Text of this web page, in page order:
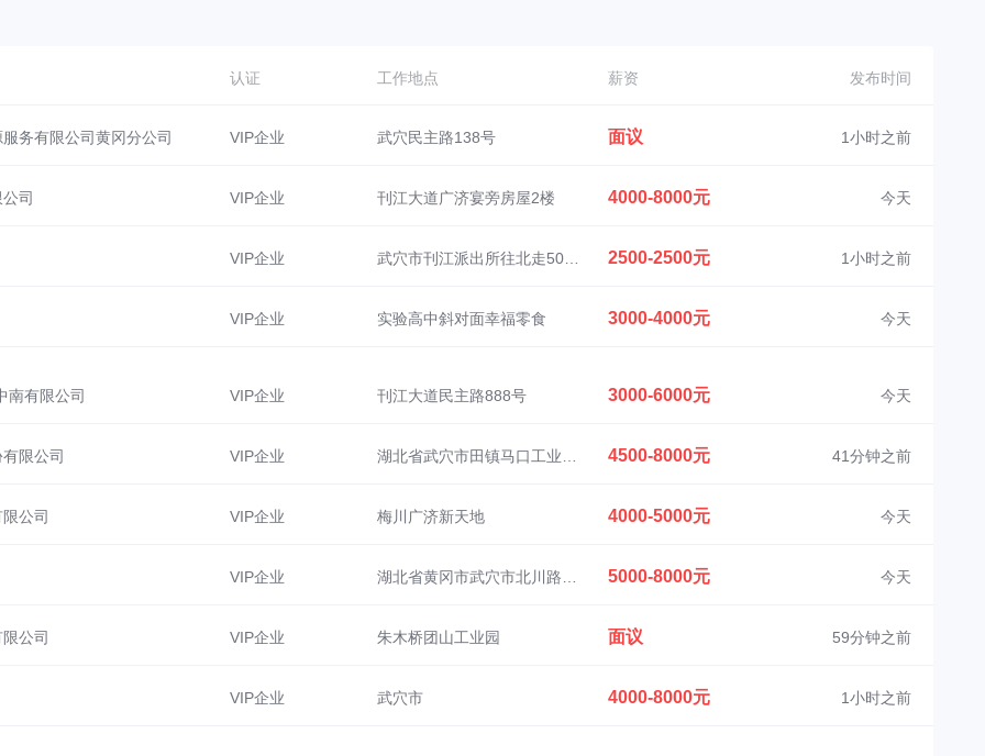
认证 工作地点 薪资 发布时间
务有限公司黄冈分公司 VIP企业 武穴民主路138号 面议 1小时之前
司 VIP企业 刊江大道广济宴旁房屋2楼 4000-8000元 今天
VIP企业 武穴市刊江派出所往北走500米 2500-2500元 1小时之前
VIP企业 实验高中斜对面幸福零食 3000-4000元 今天
南有限公司 VIP企业 刊江大道民主路888号 3000-6000元 今天
限公司 VIP企业 4500-8000元 41分钟之前
公司 VIP企业 梅川广济新天地 4000-5000元 今天
VIP企业 5000-8000元 今天
公司 VIP企业 朱木桥团山工业园 面议 59分钟之前
VIP企业 武穴市 4000-8000元 1小时之前